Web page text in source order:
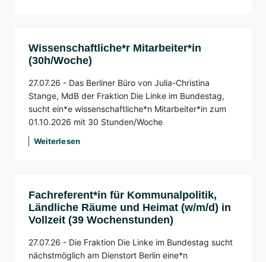
Wissenschaftliche*r Mitarbeiter*in
(30h/Woche)
27.07.26 - Das Berliner Büro von Julia-Christina
Stange, MdB der Fraktion Die Linke im Bundestag,
sucht ein*e wissenschaftliche*n Mitarbeiter*in zum
01.10.2026 mit 30 Stunden/Woche
Weiterlesen
Fachreferent*in für Kommunalpolitik,
Ländliche Räume und Heimat (w/m/d) in
Vollzeit (39 Wochenstunden)
27.07.26 - Die Fraktion Die Linke im Bundestag sucht
nächstmöglich am Dienstort Berlin eine*n